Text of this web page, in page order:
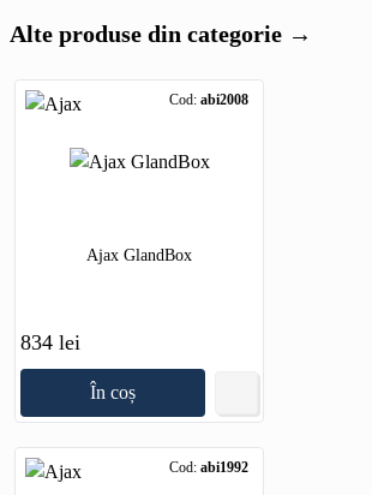
Alte produse din categorie →
Cod: abi2008
Ajax GlandBox
834 lei
În coș
Cod: abi1992